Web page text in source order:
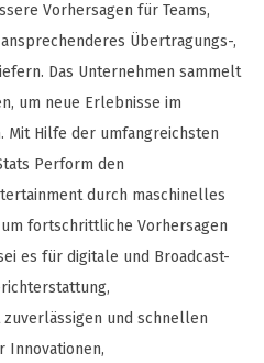
Vorhersagen für Teams,
Übertragungs-,
Das Unternehmen sammelt
um neue Erlebnisse im
Hilfe der umfangreichsten
Perform den
durch maschinelles
fortschrittliche Vorhersagen
es für digitale und Broadcast-
und schnellen
Innovationen,